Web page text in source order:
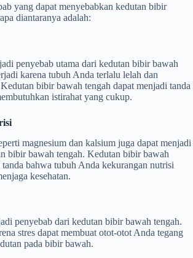
yang dapat menyebabkan kedutan bibir
diantaranya adalah:
penyebab utama dari kedutan bibir bawah
karena tubuh Anda terlalu lelah dan
bibir bawah tengah dapat menjadi tanda
istirahat yang cukup.
magnesium dan kalsium juga dapat menjadi
bibir bawah tengah. Kedutan bibir bawah
bahwa tubuh Anda kekurangan nutrisi
kesehatan.
penyebab dari kedutan bibir bawah tengah.
stres dapat membuat otot-otot Anda tegang
pada bibir bawah.